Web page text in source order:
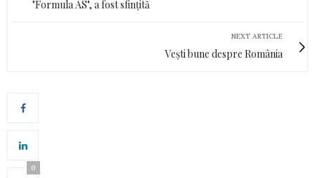
"Formula AS", a fost sfințită
NEXT ARTICLE
Vești bune despre România
0